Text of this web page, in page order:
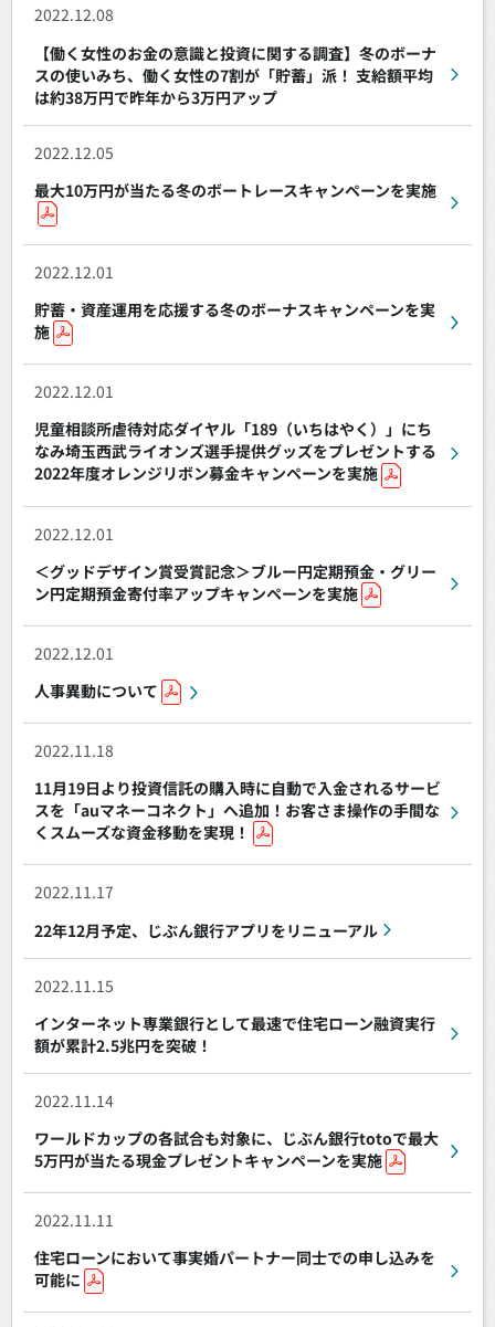
2022.12.08
【働く女性のお金の意識と投資に関する調査】冬のボーナ
スの使いみち、働く女性の7割が「貯蓄」派！ 支給額平均
は約38万円で昨年から3万円アップ
2022.12.05
最大10万円が当たる冬のボートレースキャンペーンを実施
2022.12.01
貯蓄・資産運用を応援する冬のボーナスキャンペーンを実
施
2022.12.01
児童相談所虐待対応ダイヤル「189（いちはやく）」にち
なみ埼玉西武ライオンズ選手提供グッズをプレゼントする
2022年度オレンジリボン募金キャンペーンを実施
2022.12.01
＜グッドデザイン賞受賞記念＞ブルー円定期預金・グリー
ン円定期預金寄付率アップキャンペーンを実施
2022.12.01
人事異動について
2022.11.18
11月19日より投資信託の購入時に自動で入金されるサービ
スを「auマネーコネクト」へ追加！お客さま操作の手間な
くスムーズな資金移動を実現！
2022.11.17
22年12月予定、じぶん銀行アプリをリニューアル
2022.11.15
インターネット専業銀行として最速で住宅ローン融資実行
額が累計2.5兆円を突破！
2022.11.14
ワールドカップの各試合も対象に、じぶん銀行totoで最大
5万円が当たる現金プレゼントキャンペーンを実施
2022.11.11
住宅ローンにおいて事実婚パートナー同士での申し込みを
可能に